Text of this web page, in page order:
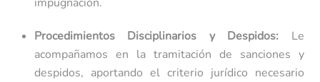
Procedimientos Disciplinarios y Despidos: Le
acompañamos en la tramitación de sanciones y
despidos, aportando el criterio jurídico necesario